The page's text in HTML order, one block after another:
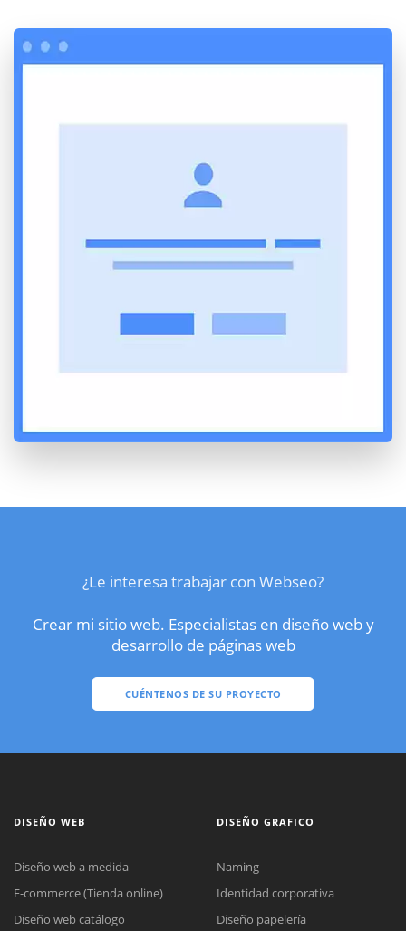
¿Le interesa trabajar con Webseo?
Crear mi sitio web. Especialistas en diseño web y
desarrollo de páginas web
CUÉNTENOS DE SU PROYECTO
DISEÑO WEB
Diseño web a medida
E-commerce (Tienda online)
Diseño web catálogo
DISEÑO GRAFICO
Naming
Identidad corporativa
Diseño papelería